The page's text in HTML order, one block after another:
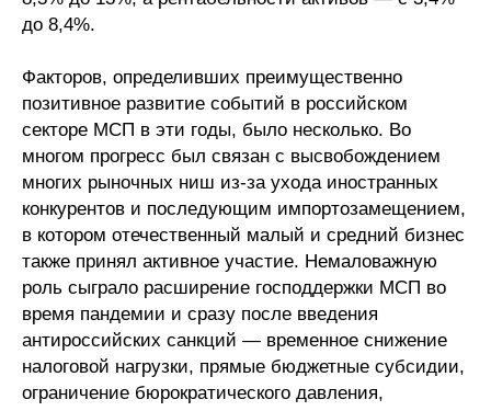
до 8,4%.
Факторов, определивших преимущественно
позитивное развитие событий в российском
секторе МСП в эти годы, было несколько. Во
многом прогресс был связан с высвобождением
многих рыночных ниш из-за ухода иностранных
конкурентов и последующим импортозамещением,
в котором отечественный малый и средний бизнес
также принял активное участие. Немаловажную
роль сыграло расширение господдержки МСП во
время пандемии и сразу после введения
антироссийских санкций — временное снижение
налоговой нагрузки, прямые бюджетные субсидии,
ограничение бюрократического давления,